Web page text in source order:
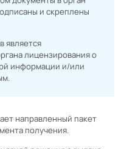
и скреплены
является
лицензирования о
информации и/или
направленный пакет
получения.